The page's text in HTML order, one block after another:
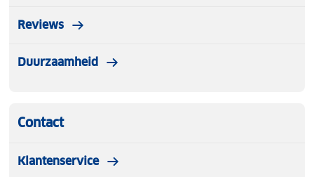
Reviews
Duurzaamheid
Contact
Klantenservice